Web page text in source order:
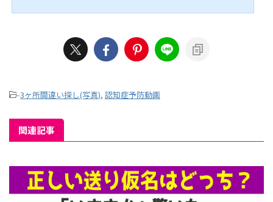
-3ヶ所間違い探し(写真), 認知症予防動画
関連記事